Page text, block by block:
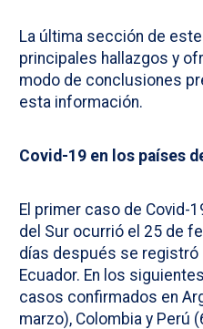
La última sección de
principales hallazgos y
modo de conclusiones
esta información.
Covid-19 en los países
El primer caso de Covid-
del Sur ocurrió el 25 de
días después se registró
Ecuador. En los
casos confirmados en
marzo), Colombia y Perú